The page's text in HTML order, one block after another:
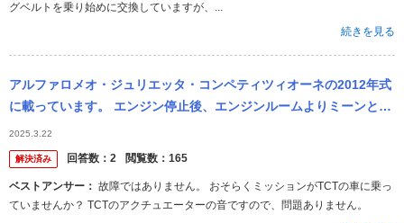
グベルトを乗り始めに交換していますが、...
続きを見る
アルファロメオ・ジュリエッタ・コンペティツィオーネの2012年式
に載っています。 エンジン停止後、エンジンルームよりミーンと電
子音のような音が聞こえて来ます。 しばらくすると止まりますが、
故障で...
2025.3.22
解決済み 回答数： 2 閲覧数： 165
ベストアンサー：
ていませんか？ TCTのアクチュエーターの音ですので、問題ありません。